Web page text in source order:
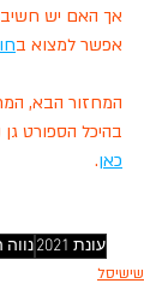
אך האם יש
אפשר למצוא ב
בהיכל הספורט
כאן.
עונת 2021
שישיסל